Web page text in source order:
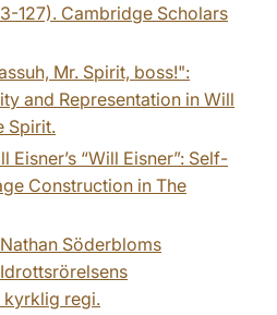
127). Cambridge Scholars
Mr. Spirit, boss!":
and Representation in Will
Spirit.
Eisner’s “Will Eisner”: Self-
Construction in The
Söderbloms
kyrklig regi.